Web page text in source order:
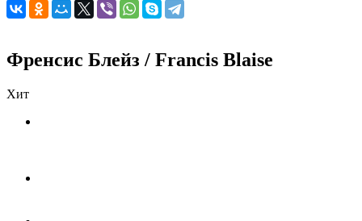
Френсис Блейз / Francis Blaise
Хит